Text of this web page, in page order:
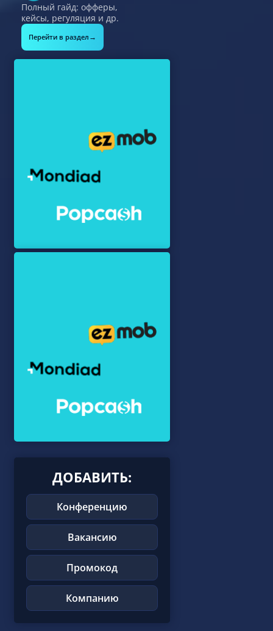
Полный гайд: офферы,
кейсы, регуляция и др.
Перейти в раздел →
ДОБАВИТЬ:
Конференцию
Вакансию
Промокод
Компанию